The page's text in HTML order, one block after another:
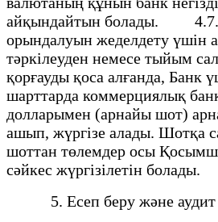
айқындайтын болады. 4.7.
орындалуын жеделдету үшін
тәркілеуден немесе тыйым
қорғауды қоса алғанда, Банк
шарттарда коммерциялық
долларымен (арнайы шот)
ашып, жүргізе алады. Шотқа
шоттан төлемдер осы
сәйкес жүргізілетін болады.
5. Есеп беру және аудит